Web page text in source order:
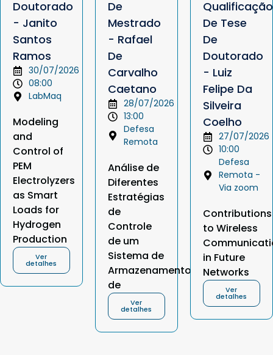
Doutorado
- Janito
Santos
Ramos
30/07/2026
08:00
LabMaq
Modeling
and
Control of
PEM
Electrolyzers
as Smart
Loads for
Hydrogen
Production
Ver
detalhes
De
Mestrado
- Rafael
De
Carvalho
Caetano
28/07/2026
13:00
Defesa
Remota
Análise de
Diferentes
Estratégias
de
Controle
de um
Sistema de
Armazenamento
de
Ver
detalhes
Qualificação
De Tese
De
Doutorado
- Luiz
Felipe Da
Silveira
Coelho
27/07/2026
10:00
Defesa
Remota -
Via zoom
Contributions
to Wireless
in Future
Networks
Ver
detalhes